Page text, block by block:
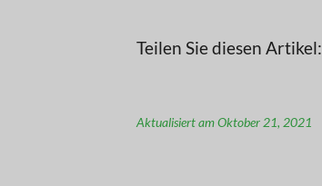
Teilen Sie diesen Artikel:
Aktualisiert am Oktober 21, 2021